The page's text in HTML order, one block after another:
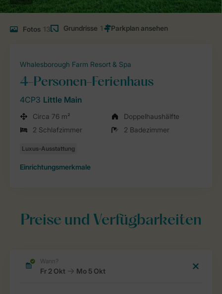
Fotos 13 Grundrisse 1
Whalesborough Farm Resort & Spa
4-Personen-Ferienhaus
4CP3 Little Main
Circa 76 m²
Doppelhaushälfte
2 Schlafzimmer
2 Badezimmer
Einrichtungsmerkmale
Preise und Verfügbarkeiten